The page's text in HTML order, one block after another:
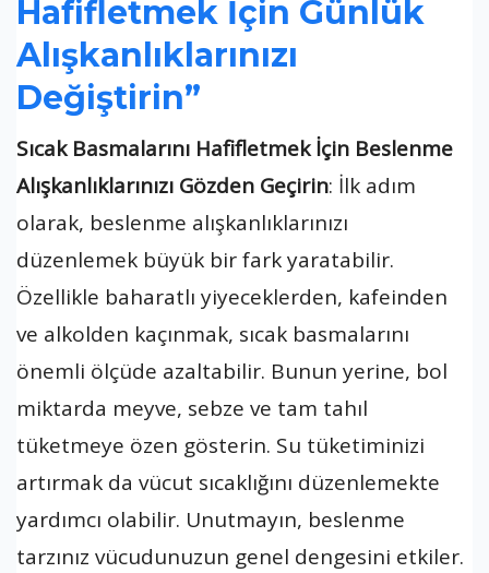
Hafifletmek İçin Günlük
Alışkanlıklarınızı
Değiştirin”
Sıcak Basmalarını Hafifletmek İçin Beslenme
Alışkanlıklarınızı Gözden Geçirin: İlk adım
olarak, beslenme alışkanlıklarınızı
düzenlemek büyük bir fark yaratabilir.
Özellikle baharatlı yiyeceklerden, kafeinden
ve alkolden kaçınmak, sıcak basmalarını
önemli ölçüde azaltabilir. Bunun yerine, bol
miktarda meyve, sebze ve tam tahıl
tüketmeye özen gösterin. Su tüketiminizi
artırmak da vücut sıcaklığını düzenlemekte
yardımcı olabilir. Unutmayın, beslenme
tarzınız vücudunuzun genel dengesini etkiler.